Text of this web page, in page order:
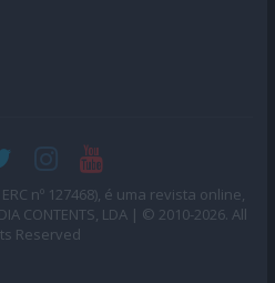
nº 127468), é uma revista online,
CONTENTS, LDA | © 2010-2026. All
Reserved